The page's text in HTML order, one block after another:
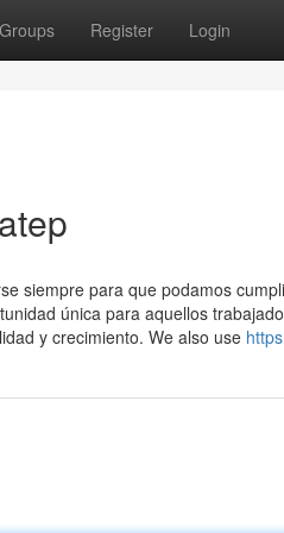
Groups Register Login
siempre para que podamos
única para aquellos
y crecimiento. We also use